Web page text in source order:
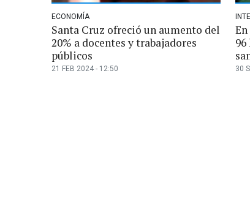
ECONOMÍA
Santa Cruz ofreció un aumento del
20% a docentes y trabajadores
públicos
21 FEB 2024 - 12:50 30